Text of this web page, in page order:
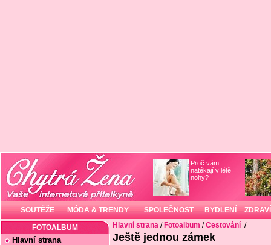
Proč vám
natékají v létě
nohy?
SOUTĚŽE MÓDA & TRENDY SPOLEČNOST BYDLENÍ ZDRAVÍ
FOTOALBUM
Hlavní strana
Hlavní strana / Fotoalbum /Cestování /
Ještě jednou zámek